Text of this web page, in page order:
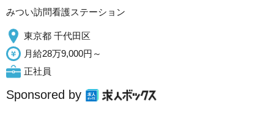
みつい訪問看護ステーション
東京都 千代田区
月給28万9,000円～
正社員
Sponsored by